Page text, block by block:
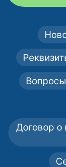
Договор о